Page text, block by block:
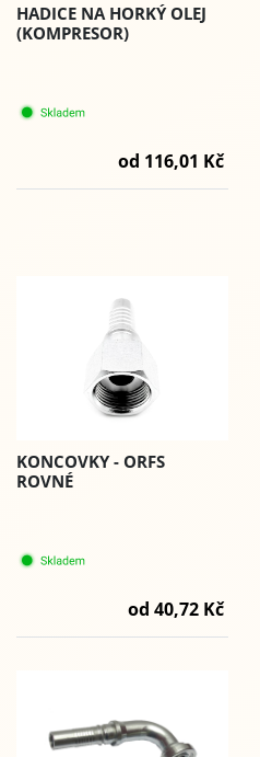
HADICE NA HORKÝ OLEJ
(KOMPRESOR)
od 116,01 Kč
KONCOVKY - ORFS
ROVNÉ
od 40,72 Kč